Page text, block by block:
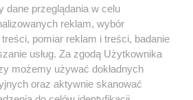
PRYWATNOŚCI HOSTING
RSS FACEBOOK KONTAKT
Nasze serwisy
dane przeglądania w celu
reklam, wybór
pomiar reklam i treści, badanie
usług. Za zgodą Użytkownika
możemy używać dokładnych
oraz aktywnie skanować